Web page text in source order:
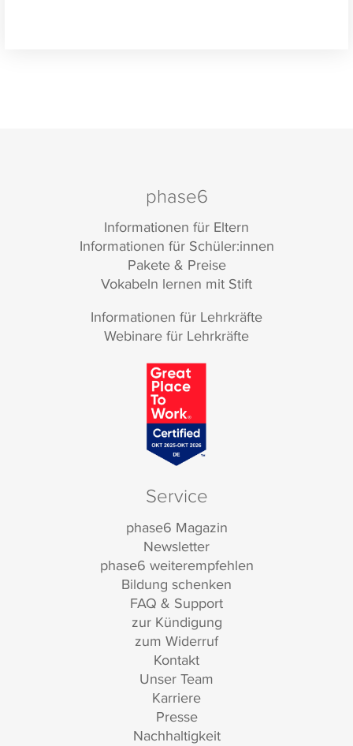
phase6
Informationen für Eltern
Informationen für Schüler:innen
Pakete & Preise
Vokabeln lernen mit Stift
Informationen für Lehrkräfte
Webinare für Lehrkräfte
Service
phase6 Magazin
Newsletter
phase6 weiterempfehlen
Bildung schenken
FAQ & Support
zur Kündigung
zum Widerruf
Kontakt
Unser Team
Karriere
Presse
Nachhaltigkeit